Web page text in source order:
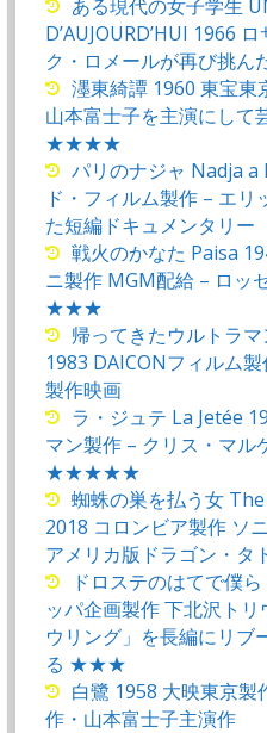
ある現代の女子学生
D’AUJOURD’HUI 1966
ク・ロメールが再び挑ん
濹東綺譚 1960 東宝東
山本富士子を主演にして
★★★★
パリのナジャ Nadja a
ド・フィルム製作 – エ
た短編ドキュメンタリー
戦火のかなた Paisa
ニ製作 MGM配給 – ロッ
★★★
帰ってきたウルトラ
1983 DAICONフィルム
製作映画
ラ・ジュテ La Jetée
マン製作 – クリス・マル
★★★★★
蜘蛛の巣を払う女
2018 コロンビア製作 ソ
アメリカ版ドラゴン・タ
ドロステのはてで僕
ッパ企画製作 下北沢ト
ウリング」を長編にリブ
る ★★★
白鷺 1958 大映東京製
作・山本富士子主演作